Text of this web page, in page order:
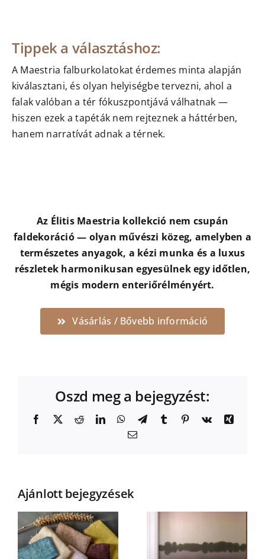
Tippek a választáshoz:
A Maestria falburkolatokat érdemes minta alapján
kiválasztani, és olyan helyiségbe tervezni, ahol a
falak valóban a tér fókuszpontjává válhatnak —
hiszen ezek a tapéták nem rejteznek a háttérben,
hanem narratívát adnak a térnek.
Az Élitis Maestria kollekció nem csupán
faldekoráció — olyan művészi közeg, amelyben a
természetes anyagok, a kézi munka és a luxus
részletek harmonikusan egyesülnek egy időtlen,
mégis modern enteriőrélményért.
Vásárlás / Bővebb információ
Oszd meg a bejegyzést:
Facebook
X RedditLinkedInWhatsApp
TelegramTumblr Pinterest
Vk
Xing
Email:
Ajánlott bejegyzések